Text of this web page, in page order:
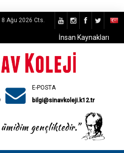
8 Ağu 2026 Cts.
İnsan Kaynakları
E-POSTA
bilgi@sinavkoleji.k12.tr